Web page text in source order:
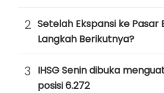
2 Setelah Ekspansi ke Pasar
Langkah Berikutnya?
3 IHSG Senin dibuka
posisi 6.272